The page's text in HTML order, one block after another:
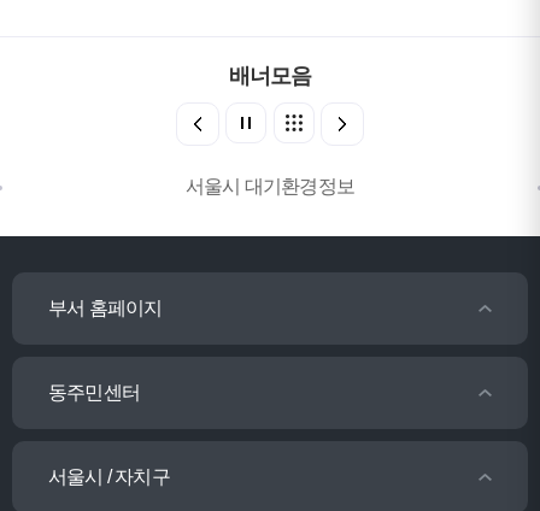
배너모음
서울시 대기환경정보
부서 홈페이지
동주민센터
서울시 / 자치구